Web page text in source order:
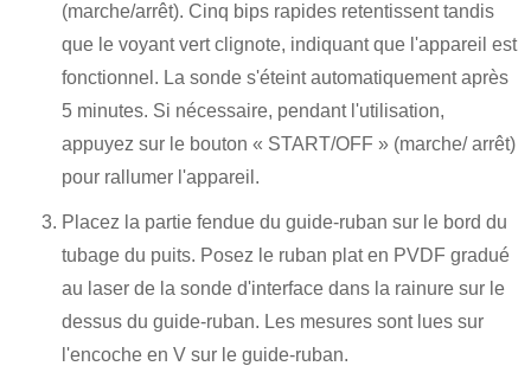
(marche/arrêt). Cinq bips rapides retentissent tandis
que le voyant vert clignote, indiquant que l'appareil est
fonctionnel. La sonde s'éteint automatiquement après
5 minutes. Si nécessaire, pendant l'utilisation,
appuyez sur le bouton « START/OFF » (marche/ arrêt)
pour rallumer l'appareil.
Placez la partie fendue du guide-ruban sur le bord du
tubage du puits. Posez le ruban plat en PVDF gradué
au laser de la sonde d'interface dans la rainure sur le
dessus du guide-ruban. Les mesures sont lues sur
l'encoche en V sur le guide-ruban.